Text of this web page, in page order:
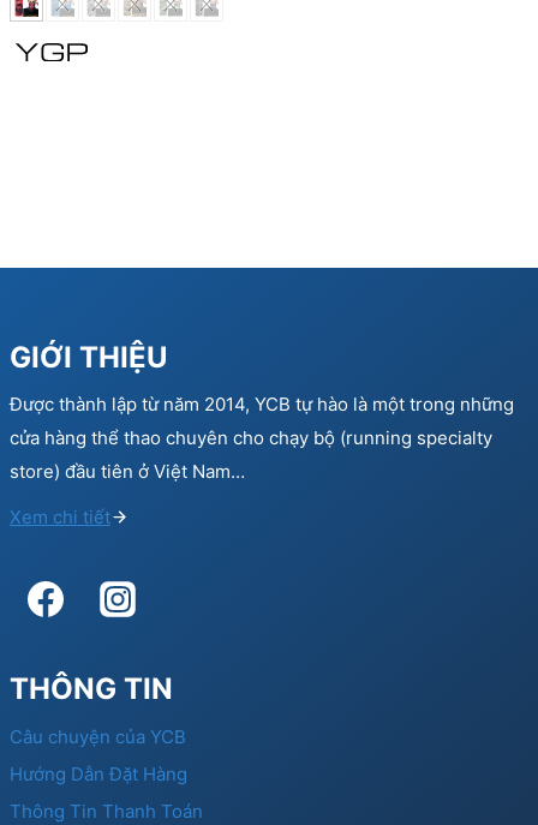
was:
is:
GIỚI THIỆU
Được thành lập từ năm 2014, YCB tự hào là một trong những
cửa hàng thể thao chuyên cho chạy bộ (running specialty
store) đầu tiên ở Việt Nam…
Xem chi tiết
THÔNG TIN
Câu chuyện của YCB
Hướng Dẫn Đặt Hàng
Thông Tin Thanh Toán